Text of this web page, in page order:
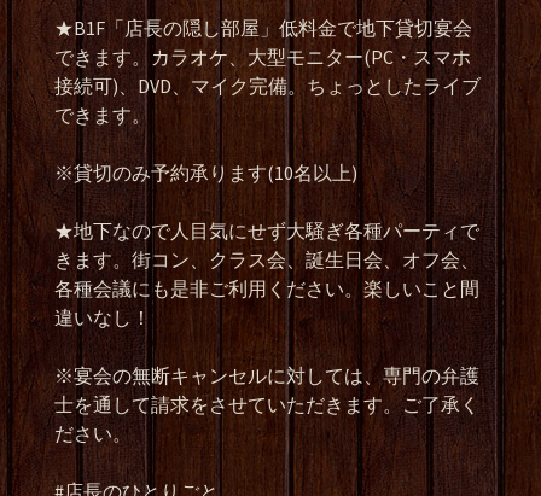
★B1F 「店長の隠し部屋」低料金で地下貸切宴会
できます。カラオケ、大型モニター(PC・スマホ
接続可)、 DVD、マイク完備。ちょっとしたライブ
できます。
※貸切のみ予約承ります(10名以上)
★地下なので人目気にせず大騒ぎ各種パーティで
きます。街コン、クラス会、誕生日会、オフ会、
各種会議にも是非ご利用ください。楽しいこと間
違いなし！
※宴会の無断キャンセルに対しては、専門の弁護
士を通して請求をさせていただきます。ご了承く
ださい。
#店長のひとりごと